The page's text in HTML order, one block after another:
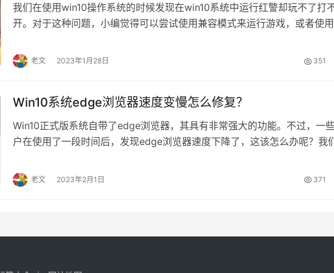
我们在使用win10操作系统的时候发现在win10系统中运行红警却玩不了打
开。对于这种问题，小编觉得可以尝试使用兼容模式来运行游戏，或者使用
助到你。 win10为什么玩不了红警方法一 1.首先值得怀疑的是程序兼容问题
成的win10无法运行红警。在红警的快捷方式上右击——【属性】。 2.…
老文 2023年1月28日 351
Win10系统edge浏览器速度变慢怎么修复？
Win10正式版系统自带了edge浏览器，其具有非常强大的功能。不过，一
户在使用了一段时间后，发现edge浏览器速度下降了，这该怎么办呢？我
度的技巧。 具体如下： 1、打开Edge浏览器后，在地址栏输入
后回车。 2、在“开发者设置”页面找到如下三…
老文 2023年2月1日 371